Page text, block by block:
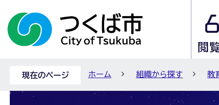
現在のページ ホーム 組織から探す 教